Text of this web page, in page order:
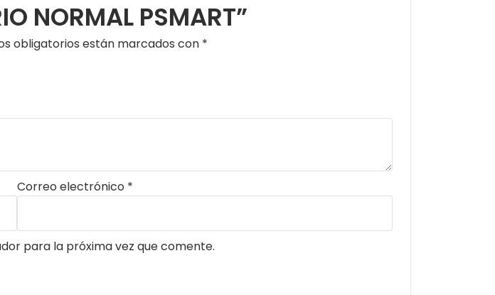
NORMAL PSMART”
obligatorios están marcados con *
Correo electrónico *
para la próxima vez que comente.